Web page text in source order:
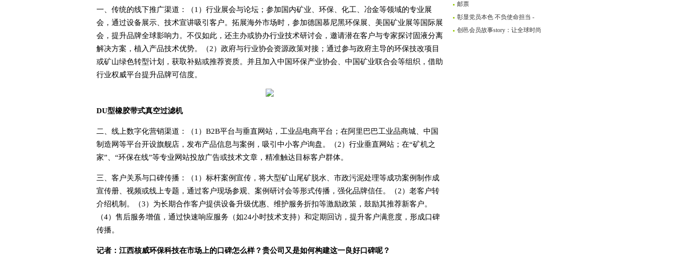
一、传统的线下推广渠道：（1）行业展会与论坛；参加国内矿业、环保、化工、冶金等领域的专业展
会，通过设备展示、技术宣讲吸引客户。拓展海外市场时，参加德国慕尼黑环保展、美国矿业展等国际展
会，提升品牌全球影响力。不仅如此，还主办或协办行业技术研讨会，邀请潜在客户与专家探讨固液分离
解决方案，植入产品技术优势。（2）政府与行业协会资源政策对接；通过参与政府主导的环保技改项目
或矿山绿色转型计划，获取补贴或推荐资质。并且加入中国环保产业协会、中国矿业联合会等组织，借助
行业权威平台提升品牌可信度。
DU型橡胶带式真空过滤机
二、线上数字化营销渠道：（1）B2B平台与垂直网站，工业品电商平台；在阿里巴巴工业品商城、中国
制造网等平台开设旗舰店，发布产品信息与案例，吸引中小客户询盘。（2）行业垂直网站；在“矿机之
家”、“环保在线”等专业网站投放广告或技术文章，精准触达目标客户群体。
三、客户关系与口碑传播：（1）标杆案例宣传，将大型矿山尾矿脱水、市政污泥处理等成功案例制作成
宣传册、视频或线上专题，通过客户现场参观、案例研讨会等形式传播，强化品牌信任。（2）老客户转
介绍机制。（3）为长期合作客户提供设备升级优惠、维护服务折扣等激励政策，鼓励其推荐新客户。
（4）售后服务增值，通过快速响应服务（如24小时技术支持）和定期回访，提升客户满意度，形成口碑
传播。
记者： 江西核威环保科技在市场上的口碑怎么样？贵公司又是如何构建这一良好口碑呢？
邮票
彰显党员本色 不负使命担当 -
创邑会员故事story：让全球时尚